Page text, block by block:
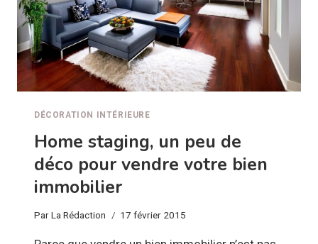
DÉCORATION INTÉRIEURE
Home staging, un peu de
déco pour vendre votre bien
immobilier
ParLa Rédaction 17 février 2015